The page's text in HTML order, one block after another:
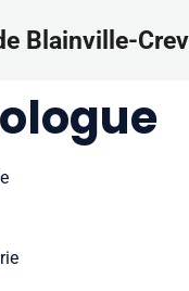
Blainville-